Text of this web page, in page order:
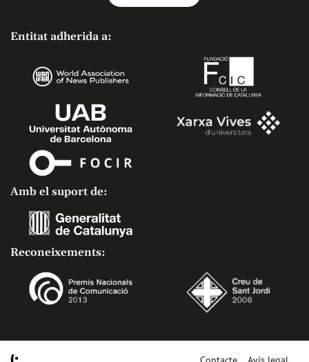
Entitat adherida a:
Amb el suport de:
Reconeixements: